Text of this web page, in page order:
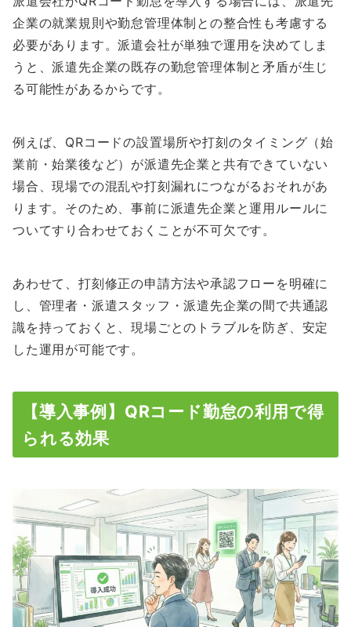
企業の就業規則や勤怠管理体制との整合性も考慮する
必要があります。派遣会社が単独で運用を決めてしま
うと、派遣先企業の既存の勤怠管理体制と矛盾が生じ
る可能性があるからです。
例えば、QRコードの設置場所や打刻のタイミング（始
業前・始業後など）が派遣先企業と共有できていない
場合、現場での混乱や打刻漏れにつながるおそれがあ
ります。そのため、事前に派遣先企業と運用ルールに
ついてすり合わせておくことが不可欠です。
あわせて、打刻修正の申請方法や承認フローを明確に
し、管理者・派遣スタッフ・派遣先企業の間で共通認
識を持っておくと、現場ごとのトラブルを防ぎ、安定
した運用が可能です。
【導入事例】QRコード勤怠の利用で得
られる効果